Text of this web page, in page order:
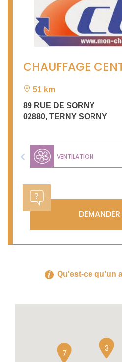
CHAUFFAGE
51 km
89 RUE DE SORNY
02880, TERNY SORNY
VENTILATION
Previous
Qu'est-ce qu'un
3
7